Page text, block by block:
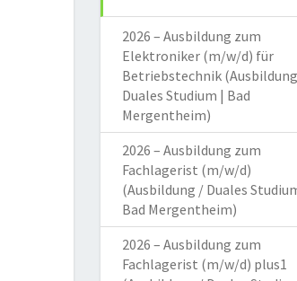
2026 – Ausbildung zum
Elektroniker (m/w/d) für
Betriebstechnik
Duales Studium | Bad
Mergentheim)
2026 – Ausbildung zum
Fachlagerist (m/w/d)
(Ausbildung / Duales
Bad Mergentheim)
2026 – Ausbildung zum
Fachlagerist (m/w/d) plus1